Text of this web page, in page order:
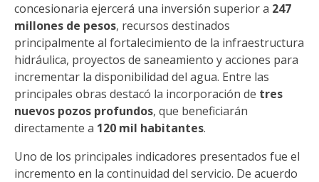
concesionaria ejercerá una inversión superior a 247
millones de pesos, recursos destinados
principalmente al fortalecimiento de la infraestructura
hidráulica, proyectos de saneamiento y acciones para
incrementar la disponibilidad del agua. Entre las
principales obras destacó la incorporación de tres
nuevos pozos profundos, que beneficiarán
directamente a 120 mil habitantes.
Uno de los principales indicadores presentados fue el
incremento en la continuidad del servicio. De acuerdo